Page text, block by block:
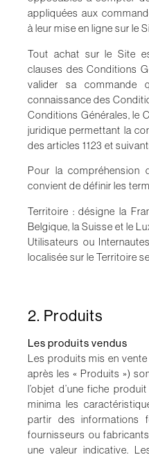
appliquées aux
à leur mise en ligne sur le
Tout achat sur le Site
clauses des Conditions
valider sa commande
connaissance des
Conditions Générales, le
juridique permettant la
des articles 1123 et
Pour la compréhension
convient de définir les
Territoire : désigne la
Belgique, la Suisse et le
Utilisateurs ou
localisée sur le Territoire
2. Produits
Les produits vendus
Les produits mis en vente
après les « Produits »)
l’objet d’une fiche
minima les
partir des informations
fournisseurs ou
une valeur indicative.